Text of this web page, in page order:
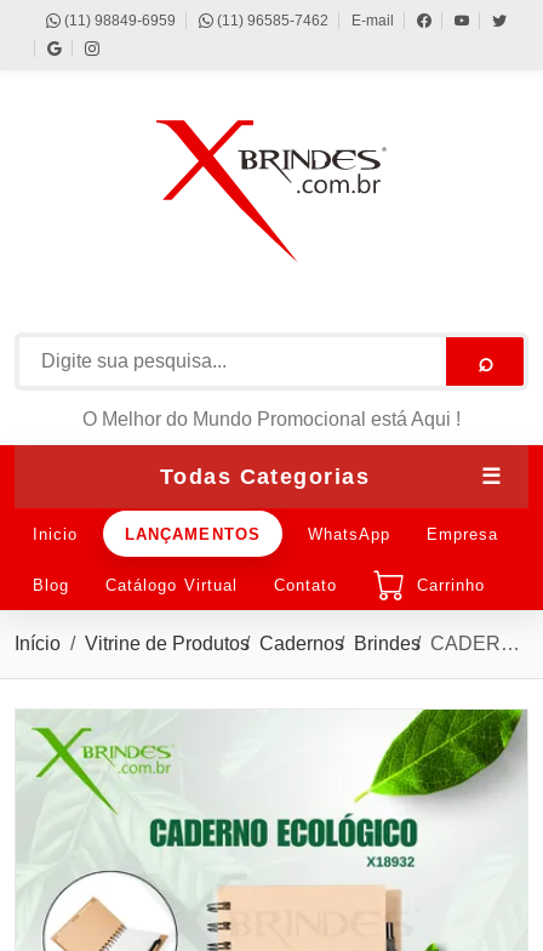
(11) 98849-6959 (11) 96585-7462 E-mail
⌕
O Melhor do Mundo Promocional está Aqui !
Todas Categorias ☰
Inicio LANÇAMENTOS WhatsApp Empresa
Blog Catálogo Virtual Contato Carrinho
Início Vitrine de Produtos Cadernos Brindes CADERNO ECOLÓGICO COM AUTOADESIVOS E CANETA X18932